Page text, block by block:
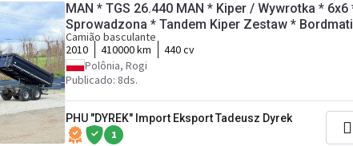
MAN * TGS 26.440 MAN * Kiper / Wywrotka * 6x6
Sprowadzona * Tandem Kiper Zestaw *
Perfekcyjny
Camião basculante
2010
410000 km
440 cv
Polônia, Rogi
Publicado: 8ds.
PHU "DYREK" Import Eksport Tadeusz Dyrek
1